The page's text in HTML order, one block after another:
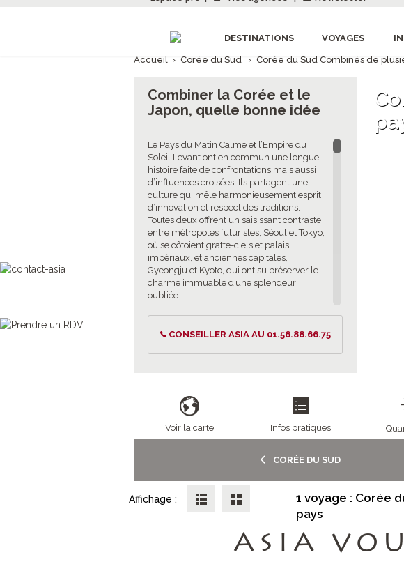
DESTINATIONS VOYAGES
Accueil › Corée du Sud › Corée du Sud Combinés de
Combiner la Corée et le
Japon, quelle bonne idée
Le Pays du Matin Calme et l’Empire du
Soleil Levant ont en commun une longue
histoire faite de confrontations mais aussi
d’influences croisées. Ils partagent une
culture qui mêle harmonieusement esprit
d’innovation et respect des traditions.
Toutes deux offrent un saisissant contraste
entre métropoles futuristes, Séoul et Tokyo,
où se côtoient gratte-ciels et palais
impériaux, et anciennes capitales,
Gyeongju et Kyoto, qui ont su préserver le
charme immuable d’une splendeur
oubliée.
CONSEILLER ASIA AU 01.56.88.66.75
Voir la carte Infos pratiques
CORÉE DU SUD
1 voyage : Corée
pays
Affichage :
ASIA